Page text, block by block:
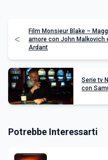
<
Film Monsieur Blake –
amore con John Malkovich
Ardant
Serie tv
con
Potrebbe Interessarti